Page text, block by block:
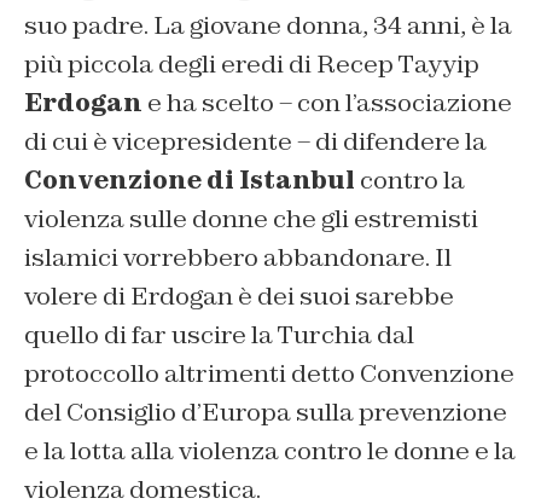
suo padre. La giovane donna, 34 anni, è la
più piccola degli eredi di Recep Tayyip
Erdogan e ha scelto – con l’associazione
di cui è vicepresidente – di difendere la
Convenzione di Istanbul contro la
violenza sulle donne che gli estremisti
islamici vorrebbero abbandonare. Il
volere di Erdogan è dei suoi sarebbe
quello di far uscire la Turchia dal
protoccollo altrimenti detto Convenzione
del Consiglio d’Europa sulla prevenzione
e la lotta alla violenza contro le donne e la
violenza domestica.